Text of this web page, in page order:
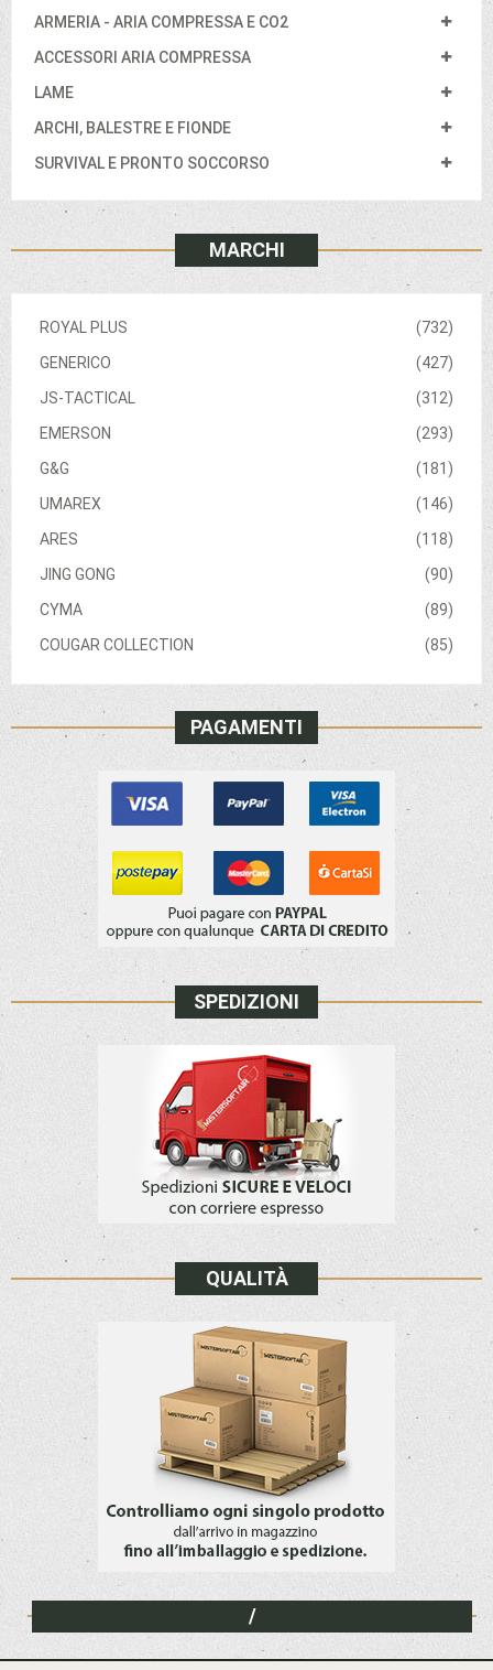
ARMERIA - ARIA COMPRESSA E CO2
ACCESSORI ARIA COMPRESSA
LAME
ARCHI, BALESTRE E FIONDE
SURVIVAL E PRONTO SOCCORSO
MARCHI
(732)
ROYAL PLUS
(427)
GENERICO
(312)
JS-TACTICAL
(293)
EMERSON
(181)
G&G
(146)
UMAREX
(118)
ARES
(90)
JING GONG
(89)
CYMA
(85)
COUGAR COLLECTION
PAGAMENTI
SPEDIZIONI
QUALITÀ
/